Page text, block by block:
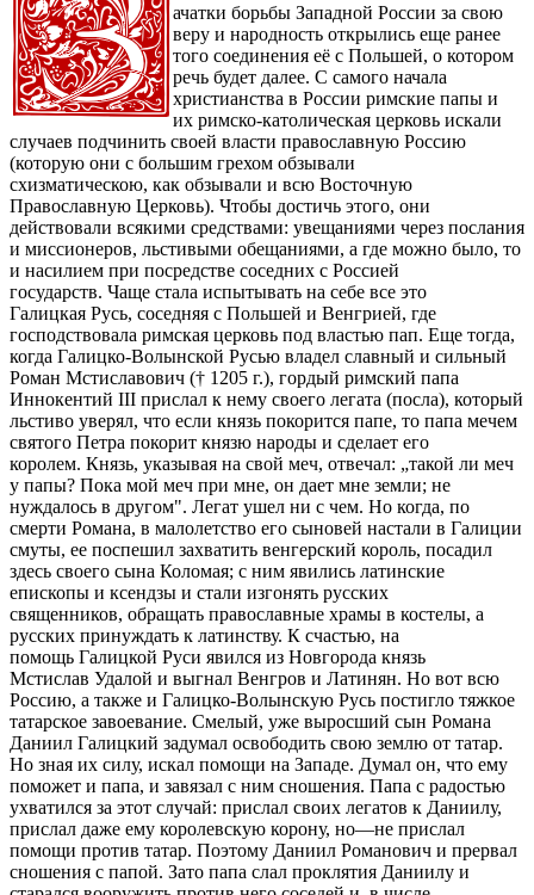
ачатки борьбы Западной России за свою
веру и народность открылись еще ранее
того соединения её с Польшей, о котором
речь будет далее. С самого начала
христианства в России римские папы и
их римско-католическая церковь искали
случаев подчинить своей власти православную Россию
(которую они с большим грехом обзывали
схизматическою, как обзывали и всю Восточную
Православную Церковь). Чтобы достичь этого, они
действовали всякими средствами: увещаниями через послания
и миссионеров, льстивыми обещаниями, а где можно было, то
и насилием при посредстве соседних с Россией
государств. Чаще стала испытывать на себе все это
Галицкая Русь, соседняя с Польшей и Венгрией, где
господствовала римская церковь под властью пап. Еще тогда,
когда Галицко-Волынской Русью владел славный и сильный
Роман Мстиславович († 1205 г.), гордый римский папа
Иннокентий III прислал к нему своего легата (посла), который
льстиво уверял, что если князь покорится папе, то папа мечем
святого Петра покорит князю народы и сделает его
королем. Князь, указывая на свой меч, отвечал: „такой ли меч
у папы? Пока мой меч при мне, он дает мне земли; не
нуждалось в другом". Легат ушел ни с чем. Но когда, по
смерти Романа, в малолетство его сыновей настали в Галиции
смуты, ее поспешил захватить венгерский король, посадил
здесь своего сына Коломая; с ним явились латинские
епископы и ксендзы и стали изгонять русских
священников, обращать православные храмы в костелы, а
русских принуждать к латинству. К счастью, на
помощь Галицкой Руси явился из Новгорода князь
Мстислав Удалой и выгнал Венгров и Латинян. Но вот всю
Россию, а также и Галицко-Волынскую Русь постигло тяжкое
татарское завоевание. Смелый, уже выросший сын Романа
Даниил Галицкий задумал освободить свою землю от татар.
Но зная их силу, искал помощи на Западе. Думал он, что ему
поможет и папа, и завязал с ним сношения. Папа с радостью
ухватился за этот случай: прислал своих легатов к Даниилу,
прислал даже ему королевскую корону, но—не прислал
помощи против татар. Поэтому Даниил Романович и прервал
сношения с папой. Зато папа слал проклятия Даниилу и